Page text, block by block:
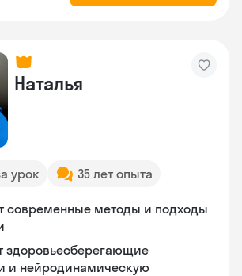
Наталья
урок 35 лет опыта
современные методы и подходы
здоровьесберегающие
и нейродинамическую